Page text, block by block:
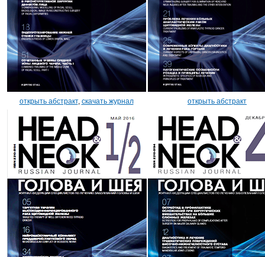
открыть абстракт, скачать журнал открыть абстракт